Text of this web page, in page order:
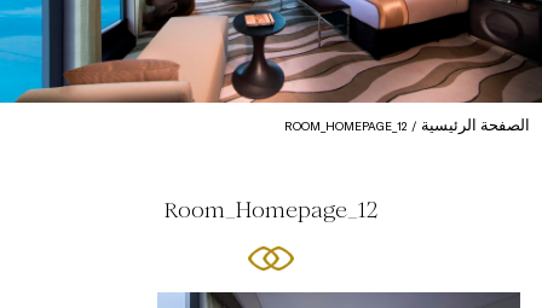
الصفحة الرئيسية ROOM_HOMEPAGE_12
Room_Homepage_12